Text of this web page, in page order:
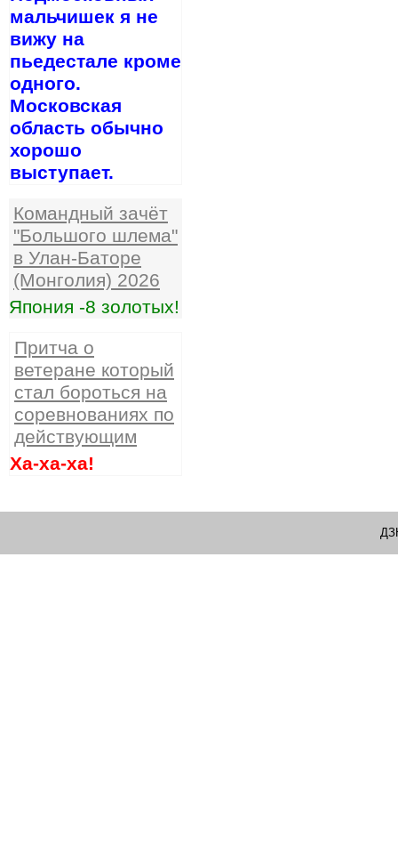
мальчишек я не
вижу на
пьедестале кроме
одного.
Московская
область обычно
хорошо
выступает.
Командный зачёт
"Большого шлема"
в Улан-Баторе
(Монголия) 2026
Япония -8 золотых!
Притча о
ветеране который
стал бороться на
соревнованиях по
действующим
Ха-ха-ха!